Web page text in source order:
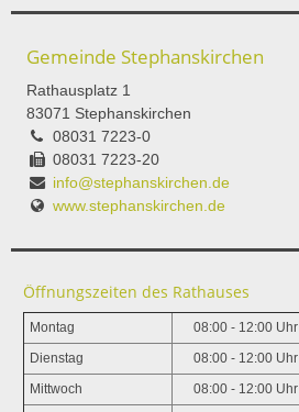
Gemeinde Stephanskirchen
Rathausplatz 1
83071 Stephanskirchen
08031 7223-0
08031 7223-20
info@stephanskirchen.de
www.stephanskirchen.de
Öffnungszeiten des Rathauses
Montag 08:00 - 12:00 Uhr
Dienstag 08:00 - 12:00 Uhr
Mittwoch 08:00 - 12:00 Uhr